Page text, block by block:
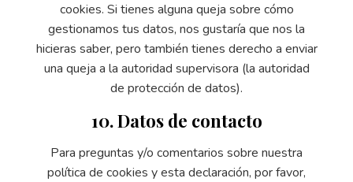
cookies. Si tienes alguna queja sobre cómo
gestionamos tus datos, nos gustaría que nos la
hicieras saber, pero también tienes derecho a enviar
una queja a la autoridad supervisora (la autoridad
de protección de datos).
10. Datos de contacto
Para preguntas y/o comentarios sobre nuestra
política de cookies y esta declaración, por favor,